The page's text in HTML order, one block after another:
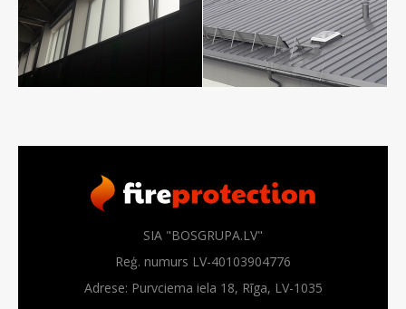
SIA "BOSGRUPA.LV"
Reģ. numurs LV-40103904776
Adrese: Purvciema iela 18, Rīga, LV-1035